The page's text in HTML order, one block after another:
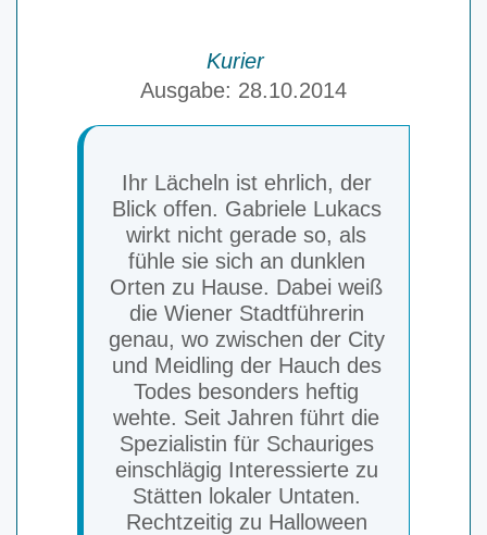
Kurier
Ausgabe: 28.10.2014
Ihr Lächeln ist ehrlich, der
Blick offen. Gabriele Lukacs
wirkt nicht gerade so, als
fühle sie sich an dunklen
Orten zu Hause. Dabei weiß
die Wiener Stadtführerin
genau, wo zwischen der City
und Meidling der Hauch des
Todes besonders heftig
wehte. Seit Jahren führt die
Spezialistin für Schauriges
einschlägig Interessierte zu
Stätten lokaler Untaten.
Rechtzeitig zu Halloween